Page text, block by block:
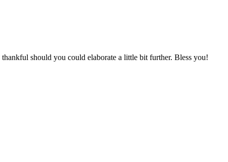
should you could elaborate a little bit further. Bless you!